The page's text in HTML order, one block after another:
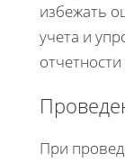
избежать
учета и
При